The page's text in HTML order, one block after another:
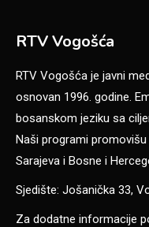
RTV Vogošća
RTV Vogošća je javni
osnovan 1996. godine.
bosanskom jeziku sa
Naši programi
Sarajeva i Bosne i
Sjedište: Jošanička 33,
Za dodatne informacije